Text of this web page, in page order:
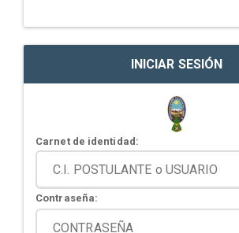
INICIAR SESIÓN
Carnet de identidad:
Contraseña: